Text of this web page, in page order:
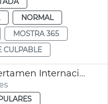
NORMAL
MOSTRA 365
CULPABLE
Programación 140 Certamen Internacional Bandas Música Ciudad València